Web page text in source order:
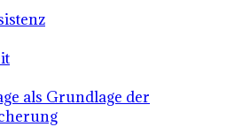
als Grundlage der